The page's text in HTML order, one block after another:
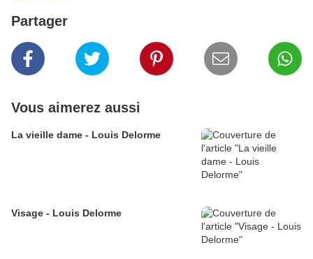
Partager
Vous aimerez aussi
La vieille dame - Louis Delorme
Visage - Louis Delorme